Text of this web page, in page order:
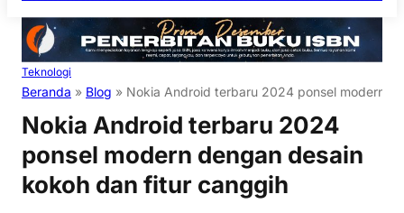
Teknologi
Beranda » Blog » Nokia Android terbaru 2024 ponsel modern
Nokia Android terbaru 2024
ponsel modern dengan desain
kokoh dan fitur canggih